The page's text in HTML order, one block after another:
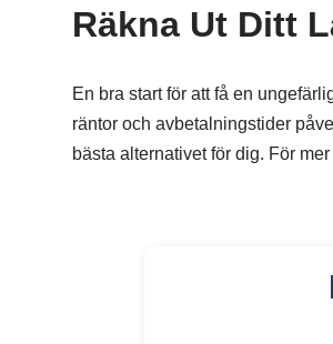
Räkna Ut Ditt
En bra start för att få en
räntor och avbetalningstider
bästa alternativet för dig. För